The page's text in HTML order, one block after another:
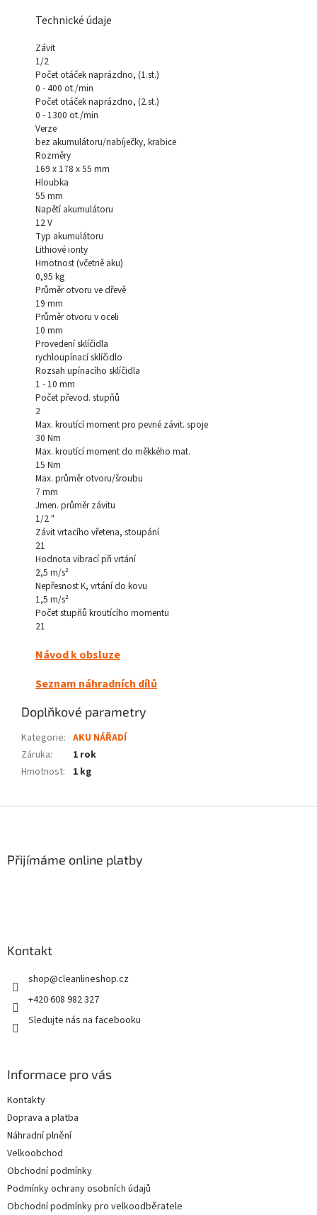
Technické údaje
Závit
1/2
Počet otáček naprázdno, (1.st.)
0 - 400 ot./min
Počet otáček naprázdno, (2.st.)
0 - 1300 ot./min
Verze
bez akumulátoru/nabíječky, krabice
Rozměry
169 x 178 x 55 mm
Hloubka
55 mm
Napětí akumulátoru
12 V
Typ akumulátoru
Lithiové ionty
Hmotnost (včetně aku)
0,95 kg
Průměr otvoru ve dřevě
19 mm
Průměr otvoru v oceli
10 mm
Provedení sklíčidla
rychloupínací sklíčidlo
Rozsah upínacího sklíčidla
1 - 10 mm
Počet převod. stupňů
2
Max. kroutící moment pro pevné závit. spoje
30 Nm
Max. kroutící moment do měkkého mat.
15 Nm
Max. průměr otvoru/šroubu
7 mm
Jmen. průměr závitu
1/2 "
Závit vrtacího vřetena, stoupání
21
Hodnota vibrací při vrtání
2,5 m/s²
Nepřesnost K, vrtání do kovu
1,5 m/s²
Počet stupňů kroutícího momentu
21
Návod k obsluze
Seznam náhradních dílů
Doplňkové parametry
Kategorie: AKU NÁŘADÍ
Záruka:
1 rok
Hmotnost: 1 kg
Přijímáme online platby
Kontakt
shop@cleanlineshop.cz
+420 608 982 327
Sledujte nás na facebooku
Informace pro vás
Kontakty
Doprava a platba
Náhradní plnění
Velkoobchod
Obchodní podmínky
Podmínky ochrany osobních údajů
Obchodní podmínky pro velkoodběratele